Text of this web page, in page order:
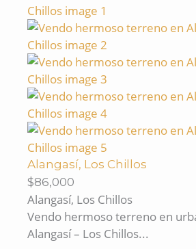
Alangasí, Los Chillos
$86,000
Alangasí, Los Chillos
Vendo hermoso terreno en
Alangasí – Los Chillos...